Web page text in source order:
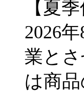
【夏
2026
業と
は商